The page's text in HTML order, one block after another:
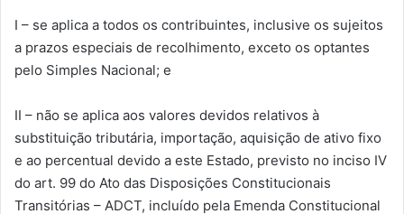
I – se aplica a todos os contribuintes, inclusive os sujeitos
a prazos especiais de recolhimento, exceto os optantes
pelo Simples Nacional; e
II – não se aplica aos valores devidos relativos à
substituição tributária, importação, aquisição de ativo fixo
e ao percentual devido a este Estado, previsto no inciso IV
do art. 99 do Ato das Disposições Constitucionais
Transitórias – ADCT, incluído pela Emenda Constitucional